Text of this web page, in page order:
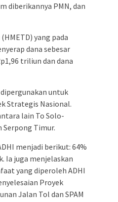
diberikannya PMN, dan
yang pada
dana sebesar
triliun dan dana
untuk
Strategis Nasional.
lain To Solo-
Serpong Timur.
menjadi berikut: 64%
Ia juga menjelaskan
yang diperoleh ADHI
Proyek
Jalan Tol dan SPAM